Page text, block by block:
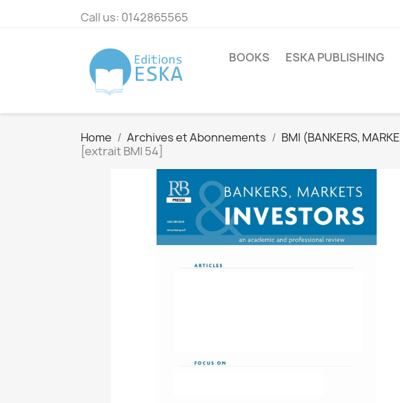
Call us: 0142865565
BOOKS ESKA PUBLISHING
Home Archives et Abonnements BMI (BANKERS,
[extrait BMI 54]